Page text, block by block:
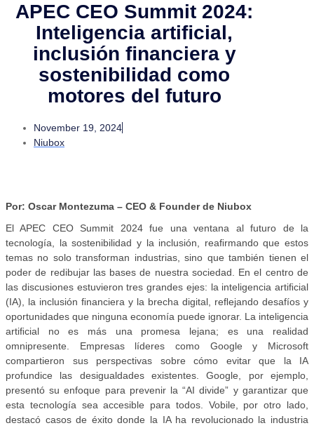
APEC CEO Summit 2024:
Inteligencia artiﬁcial,
inclusión ﬁnanciera y
sostenibilidad como
motores del futuro
November 19, 2024
Niubox
Por: Oscar Montezuma – CEO & Founder de Niubox
El APEC CEO Summit 2024 fue una ventana al futuro de la
tecnología, la sostenibilidad y la inclusión, reaﬁrmando que estos
temas no solo transforman industrias, sino que también tienen el
poder de redibujar las bases de nuestra sociedad. En el centro de
las discusiones estuvieron tres grandes ejes: la inteligencia artiﬁcial
(IA), la inclusión ﬁnanciera y la brecha digital, reﬂejando desafíos y
oportunidades que ninguna economía puede ignorar. La inteligencia
artiﬁcial no es más una promesa lejana; es una realidad
omnipresente. Empresas líderes como Google y Microsoft
compartieron sus perspectivas sobre cómo evitar que la IA
profundice las desigualdades existentes. Google, por ejemplo,
presentó su enfoque para prevenir la “AI divide” y garantizar que
esta tecnología sea accesible para todos. Vobile, por otro lado,
destacó casos de éxito donde la IA ha revolucionado la industria